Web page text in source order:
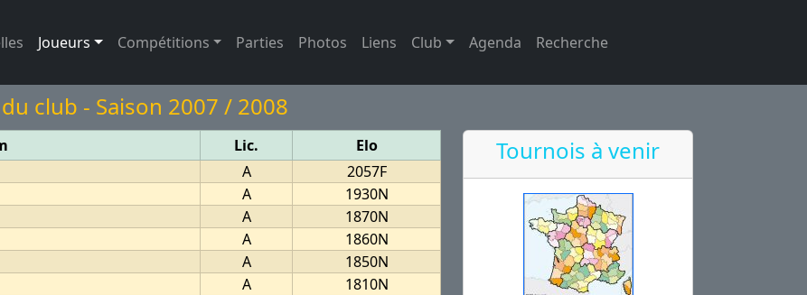
Joueurs (page active)
Compétitions Parties Photos Liens Club Agenda Recherche
club - Saison 2007 / 2008
Lic.
Elo
A
2057F
A
1930N
A
1870N
A
1860N
A
1850N
A
1810N
Tournois à venir